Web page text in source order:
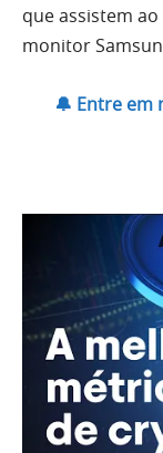
que assistem
monitor
🔔 Entre em